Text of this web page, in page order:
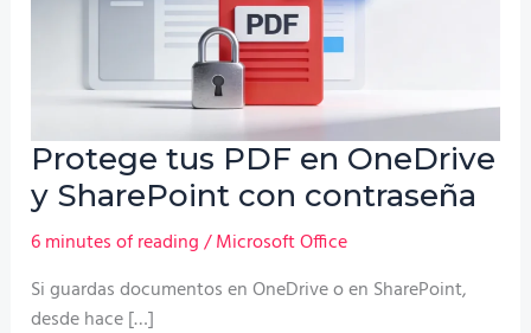
Protege tus PDF en OneDrive
y SharePoint con contraseña
6 minutes of reading/Microsoft Office
Si guardas documentos en OneDrive o en SharePoint,
desde hace […]